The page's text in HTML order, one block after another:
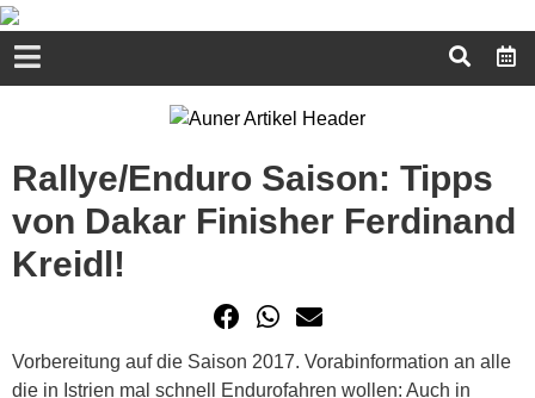
Rallye/Enduro Saison: Tipps
von Dakar Finisher Ferdinand
Kreidl!
Vorbereitung auf die Saison 2017. Vorabinformation an alle
die in Istrien mal schnell Endurofahren wollen: Auch in